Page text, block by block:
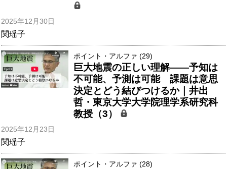
2025年12月30日
関瑶子
ポイント・アルファ (29)
巨大地震の正しい理解――予知は
不可能、予測は可能 課題は意思
決定とどう結びつけるか｜井出
哲・東京大学大学院理学系研究科
教授（3）
2025年12月23日
関瑶子
ポイント・アルファ (28)